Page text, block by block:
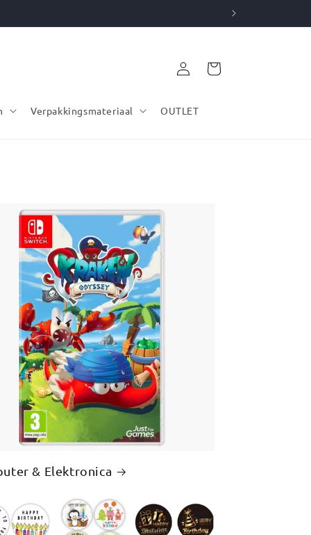
Verpakkingsmateriaal OUTLET
Inloggen
Winkelwagen
& Elektronica